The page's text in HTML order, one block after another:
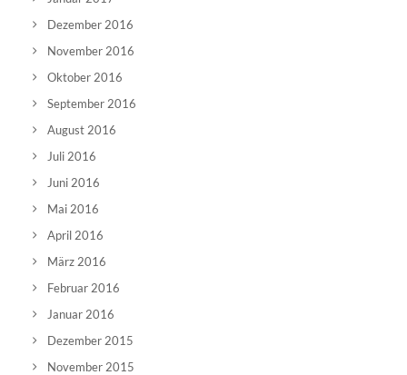
Dezember 2016
November 2016
Oktober 2016
September 2016
August 2016
Juli 2016
Juni 2016
Mai 2016
April 2016
März 2016
Februar 2016
Januar 2016
Dezember 2015
November 2015